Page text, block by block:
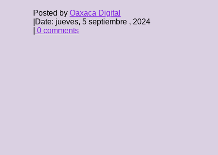
Posted by Oaxaca Digital
Date: jueves, 5 septiembre , 2024
0 comments